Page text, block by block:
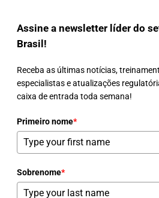
Assine a newsletter líder do
Brasil!
Receba as últimas notícias,
especialistas e atualizações
caixa de entrada toda semana!
Primeiro nome*
Sobrenome*